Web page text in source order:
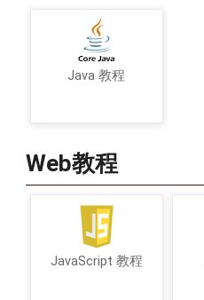
Java 教程
Web教程
JavaScript 教程